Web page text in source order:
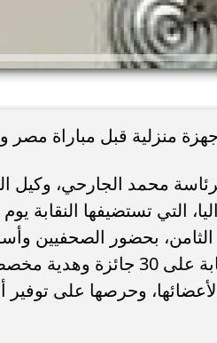
محمد الجارحي، وكيل
التي تستضيفها النقابة
بحضور الصحفيين
سحب كبير في السابعة والنصف مساءً بمسرح
وحرصها على توفير